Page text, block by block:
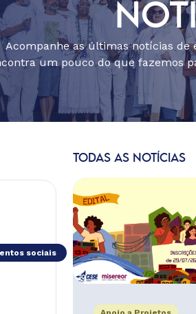
Acompanhe as últimas notícias de
um pouco do que fazemos
sociais
TODAS AS NOTÍCIAS